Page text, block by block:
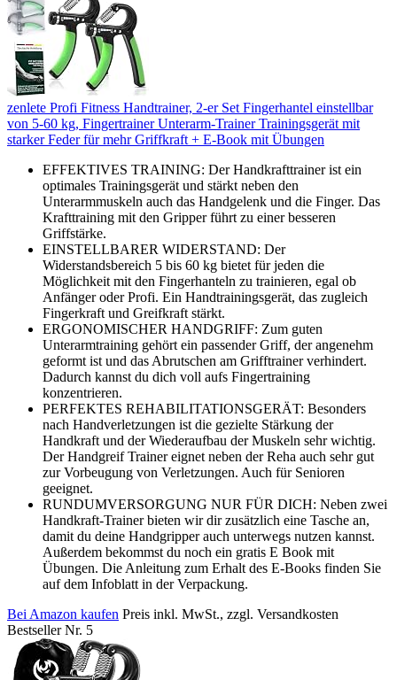
zenlete Profi Fitness Handtrainer, 2-er Set Fingerhantel einstellbar
von 5-60 kg, Fingertrainer Unterarm-Trainer Trainingsgerät mit
starker Feder für mehr Griffkraft + E-Book mit Übungen
EFFEKTIVES TRAINING: Der Handkrafttrainer ist ein
optimales Trainingsgerät und stärkt neben den
Unterarmmuskeln auch das Handgelenk und die Finger. Das
Krafttraining mit den Gripper führt zu einer besseren
Griffstärke.
EINSTELLBARER WIDERSTAND: Der
Widerstandsbereich 5 bis 60 kg bietet für jeden die
Möglichkeit mit den Fingerhanteln zu trainieren, egal ob
Anfänger oder Profi. Ein Handtrainingsgerät, das zugleich
Fingerkraft und Greifkraft stärkt.
ERGONOMISCHER HANDGRIFF: Zum guten
Unterarmtraining gehört ein passender Griff, der angenehm
geformt ist und das Abrutschen am Grifftrainer verhindert.
Dadurch kannst du dich voll aufs Fingertraining
konzentrieren.
PERFEKTES REHABILITATIONSGERÄT: Besonders
nach Handverletzungen ist die gezielte Stärkung der
Handkraft und der Wiederaufbau der Muskeln sehr wichtig.
Der Handgreif Trainer eignet neben der Reha auch sehr gut
zur Vorbeugung von Verletzungen. Auch für Senioren
geeignet.
RUNDUMVERSORGUNG NUR FÜR DICH: Neben zwei
Handkraft-Trainer bieten wir dir zusätzlich eine Tasche an,
damit du deine Handgripper auch unterwegs nutzen kannst.
Außerdem bekommst du noch ein gratis E Book mit
Übungen. Die Anleitung zum Erhalt des E-Books finden Sie
auf dem Infoblatt in der Verpackung.
Bei Amazon kaufen Preis inkl. MwSt., zzgl. Versandkosten
Bestseller Nr. 5